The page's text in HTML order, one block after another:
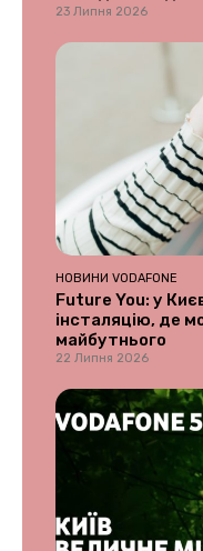
23 Липня 2026
НОВИНИ VODAFONE
Future You: у
інсталяцію, де
майбутнього
22 Липня 2026